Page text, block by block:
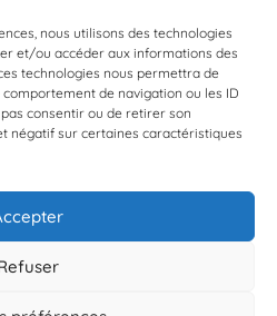
nous utilisons des technologies
et/ou accéder aux informations des
technologies nous permettra de
de navigation ou les ID
consentir ou de retirer son
négatif sur certaines caractéristiques
de BioLit
d'observation
du programme
Contacts